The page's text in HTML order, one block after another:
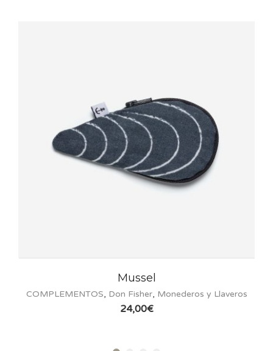
Mussel
COMPLEMENTOS,Don Fisher,Monederos y Llaveros
24,00€